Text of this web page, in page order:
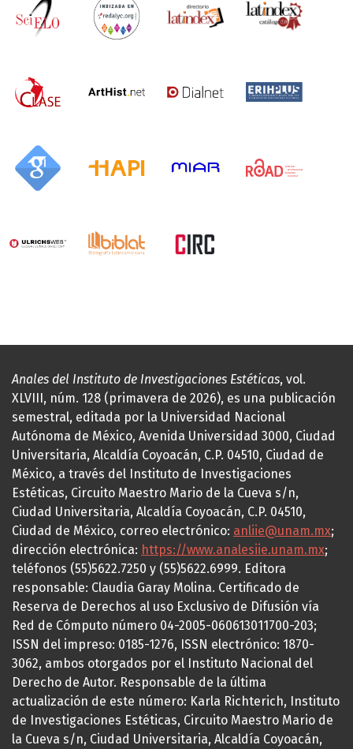
Anales del Instituto de Investigaciones Estéticas, vol.
XLVIII, núm. 128 (primavera de 2026), es una publicación
semestral, editada por la Universidad Nacional
Autónoma de México, Avenida Universidad 3000, Ciudad
Universitaria, Alcaldía Coyoacán, C.P. 04510, Ciudad de
México, a través del Instituto de Investigaciones
Estéticas, Circuito Maestro Mario de la Cueva s/n,
Ciudad Universitaria, Alcaldía Coyoacán, C.P. 04510,
Ciudad de México, correo electrónico: anliie@unam.mx;
dirección electrónica: https://www.analesiie.unam.mx;
teléfonos (55)5622.7250 y (55)5622.6999. Editora
responsable: Claudia Garay Molina. Certificado de
Reserva de Derechos al uso Exclusivo de Difusión vía
Red de Cómputo número 04-2005-060613011700-203;
ISSN del impreso: 0185-1276, ISSN electrónico: 1870-
3062, ambos otorgados por el Instituto Nacional del
Derecho de Autor. Responsable de la última
actualización de este número: Karla Richterich, Instituto
de Investigaciones Estéticas, Circuito Maestro Mario de
la Cueva s/n, Ciudad Universitaria, Alcaldía Coyoacán,